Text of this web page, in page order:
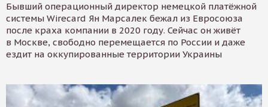
Бывший операционный директор немецкой платёжной
системы Wirecard Ян Марсалек бежал из Евросоюза
после краха компании в 2020 году. Сейчас он живёт
в Москве, свободно перемещается по России и даже
ездит на оккупированные территории Украины